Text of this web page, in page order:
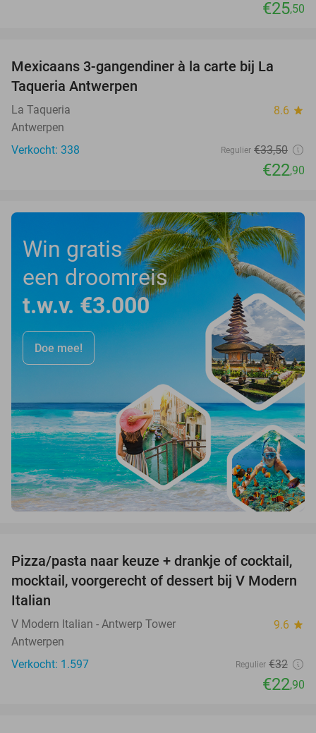
€25,50
32%
Mexicaans 3-gangendiner à la carte bij La
Taqueria Antwerpen
La Taqueria 8.6 star
Antwerpen
Verkocht: 338
Regulier €33,50
€22,90
Win gratis
een droomreis
t.w.v. €3.000
Doe mee!
28%
Pizza/pasta naar keuze + drankje of cocktail,
mocktail, voorgerecht of dessert bij V Modern
Italian
V Modern Italian - Antwerp Tower 9.6 star
Antwerpen
Verkocht: 1.597
Regulier €32
€22,90